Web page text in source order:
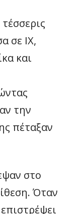
σε ΙΧ,
και
την
πέταξαν
στο
Όταν